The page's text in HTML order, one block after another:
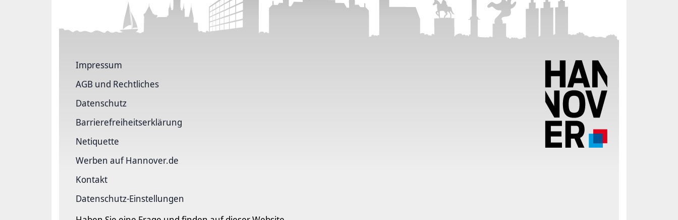
Impressum
AGB und Rechtliches
Datenschutz
Barriere­freiheits­erklärung
Netiquette
Werben auf Hannover.de
Kontakt
Datenschutz-Einstellungen